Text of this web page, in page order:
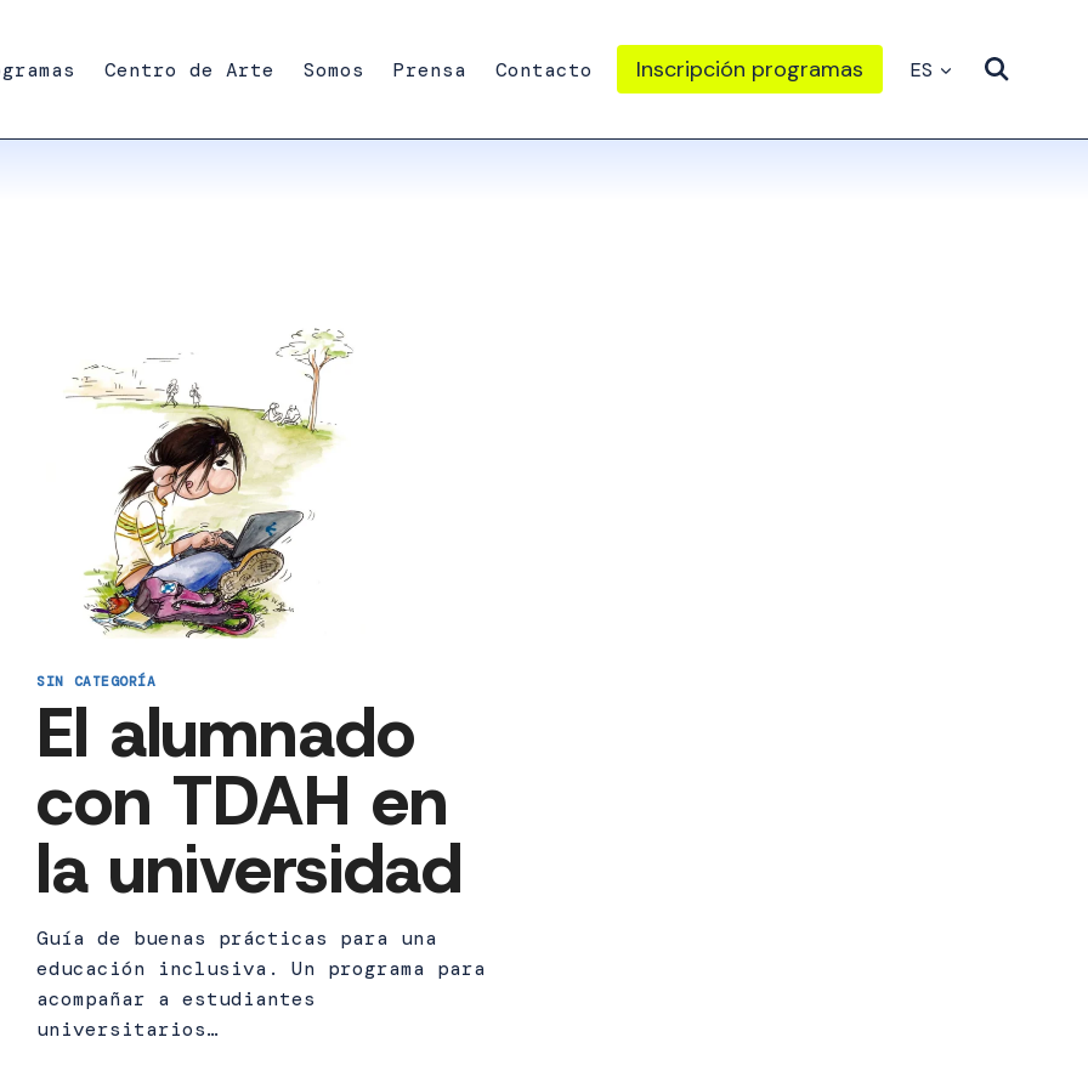
Centro de Arte Somos Prensa Contacto Inscripción programas ES
SIN CATEGORÍA
El alumnado
con TDAH en
la universidad
Guía de buenas prácticas para una
educación inclusiva. Un programa para
acompañar a estudiantes
universitarios…